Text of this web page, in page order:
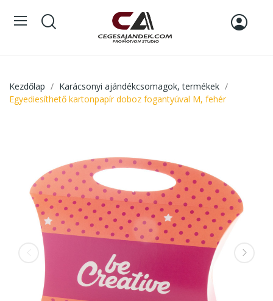
Kezdőlap
Karácsonyi ajándékcsomagok, termékek
Egyediesíthető kartonpapír doboz fogantyúval M, fehér